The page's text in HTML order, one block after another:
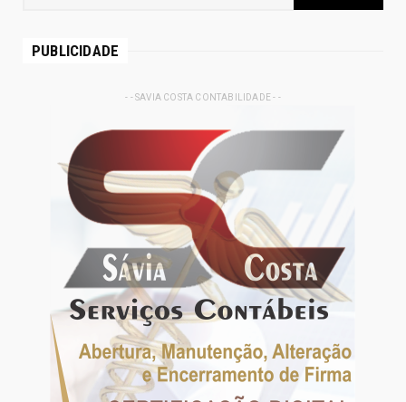
PUBLICIDADE
- - SAVIA COSTA CONTABILIDADE - -